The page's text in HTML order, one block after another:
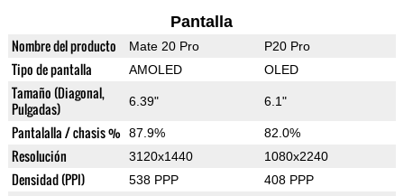
Pantalla
Nombre del producto Mate 20 Pro P20 Pro
Tipo de pantalla AMOLED OLED
Tamaño (Diagonal,
Pulgadas)
6.39" 6.1"
Pantalalla / chasis % 87.9% 82.0%
Resolución 3120x1440 1080x2240
Densidad (PPI) 538 PPP 408 PPP